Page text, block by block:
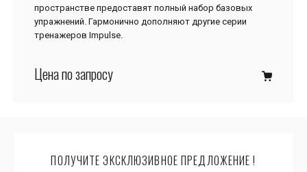
пространстве предоставят полный набор базовых
упражнений. Гармонично дополняют другие серии
тренажеров Impulse.
Цена по запросу
ПОЛУЧИТЕ ЭКСКЛЮЗИВНОЕ ПРЕДЛОЖЕНИЕ !